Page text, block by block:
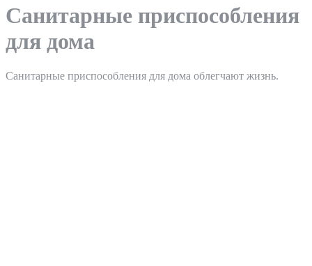
Санитарные приспособления
для дома
Санитарные приспособления для дома облегчают жизнь.